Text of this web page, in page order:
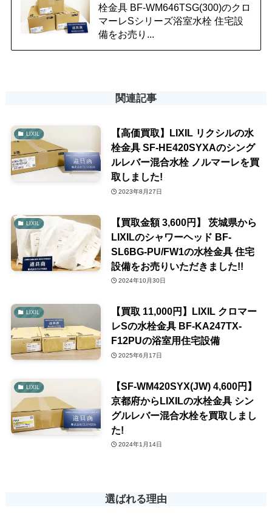
栓金具 BF-WM646TSG(300)のクロ
マーレSシリーズ浴室水栓 住宅設
備をお売り...
関連記事
LIXIL
【高価買取】LIXIL リクシルの水
栓金具 SF-HE420SYXAのシング
ルレバー混合水栓 ノルマーレを買
取しました!
2023年8月27日
LIXIL
【買取金額 3,600円】 茨城県から
LIXILのシャワーヘッド BF-
SL6BG-PU/FW1の水栓金具 住宅
設備をお売りいただきました!!
2024年10月30日
LIXIL
【買取 11,000円】LIXIL クロマー
レSの水栓金具 BF-KA247TX-
F12PUの浴室用住宅設備
2025年6月17日
LIXIL
【SF-WM420SYX(JW) 4,600円】
京都府からLIXILの水栓金具 シン
グルレバー混合水栓を買取しまし
た!
2024年1月14日
選ばれる理由